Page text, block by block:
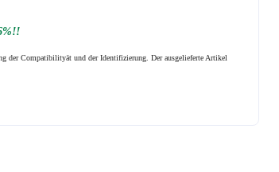
der Compatibilityät und der Identifizierung. Der ausgelieferte Artikel